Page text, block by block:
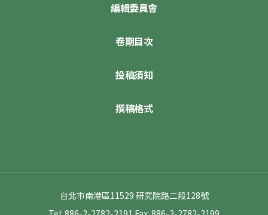
編輯委員會
卷期目次
投稿須知
撰稿格式
台北市南港區11529 研究院路二段128號